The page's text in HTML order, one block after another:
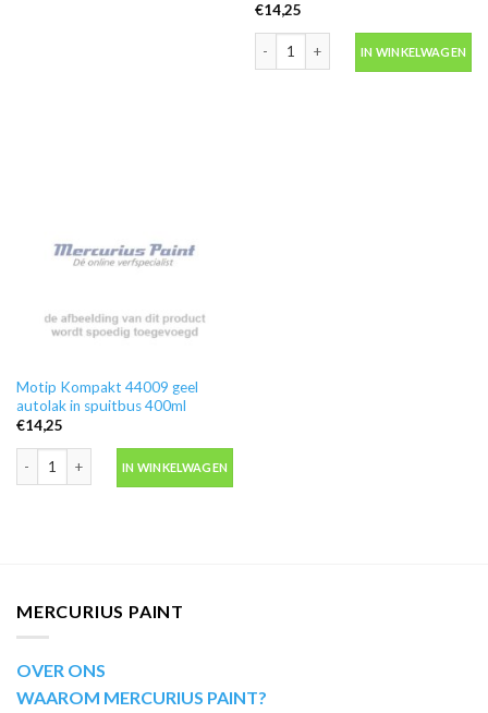
€14,25
Motip Kompakt 53687 blauw
IN WINKELWAGEN
Motip Kompakt 44009 geel
autolak in spuitbus 400ml
€14,25
Motip Kompakt 44009 geel autolak in spuitbus 400ml aantal
IN WINKELWAGEN
MERCURIUS PAINT
OVER ONS
WAAROM MERCURIUS PAINT?